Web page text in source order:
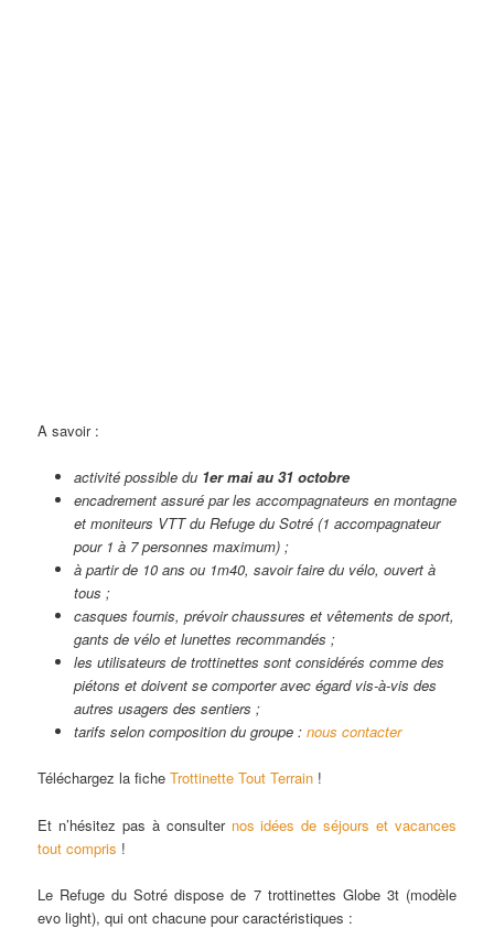
A savoir :
activité possible du 1er mai au 31 octobre
encadrement assuré par les accompagnateurs en montagne
et moniteurs VTT du Refuge du Sotré (1 accompagnateur
pour 1 à 7 personnes maximum) ;
à partir de 10 ans ou 1m40, savoir faire du vélo, ouvert à
tous ;
casques fournis, prévoir chaussures et vêtements de sport,
gants de vélo et lunettes recommandés ;
les utilisateurs de trottinettes sont considérés comme des
piétons et doivent se comporter avec égard vis-à-vis des
autres usagers des sentiers ;
tarifs selon composition du groupe : nous contacter
Téléchargez la ficheTrottinette Tout Terrain !
Et n’hésitez pas à consulter nos idées de séjours et vacances
tout compris !
Le Refuge du Sotré dispose de 7 trottinettes Globe 3t (modèle
evo light), qui ont chacune pour caractéristiques :